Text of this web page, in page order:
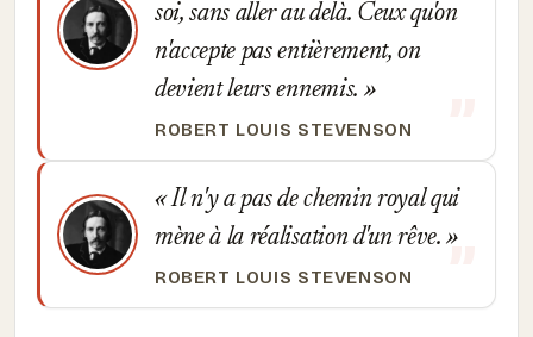
soi, sans aller au delà. Ceux qu'on
n'accepte pas entièrement, on
devient leurs ennemis.
ROBERT LOUIS STEVENSON
Il n'y a pas de chemin royal qui
mène à la réalisation d'un rêve.
ROBERT LOUIS STEVENSON